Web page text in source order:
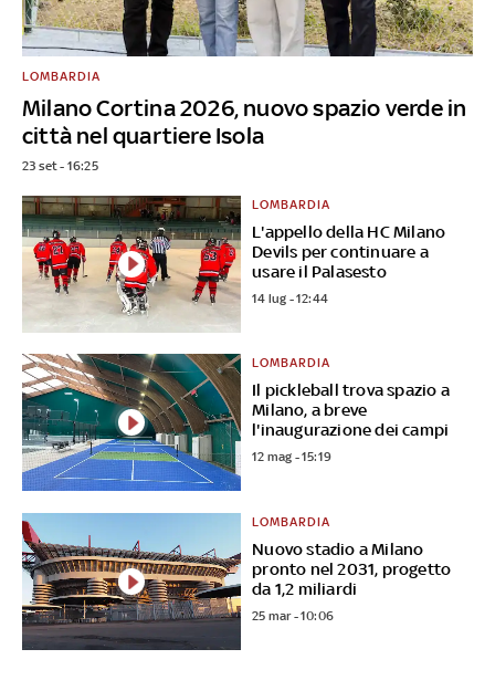
Milano Cortina 2026, nuovo spazio verde in
città nel quartiere Isola
LOMBARDIA
23 set - 16:25
L'appello della HC Milano
Devils per continuare a
usare il Palasesto
LOMBARDIA
14 lug - 12:44
Il pickleball trova spazio a
Milano, a breve
l'inaugurazione dei campi
LOMBARDIA
12 mag - 15:19
Nuovo stadio a Milano
pronto nel 2031, progetto
da 1,2 miliardi
LOMBARDIA
25 mar - 10:06